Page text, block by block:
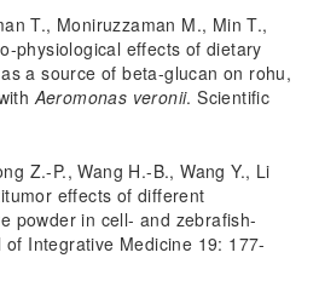
T., Moniruzzaman M., Min T.,
physiological effects of dietary
a source of beta-glucan on rohu,
Aeromonas veronii. Scientific
Z.-P., Wang H.-B., Wang Y., Li
effects of different
powder in cell- and zebrafish-
Integrative Medicine 19: 177-